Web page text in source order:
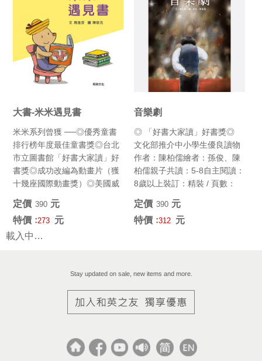
大書-米米遇見書
米米系列曾獲 ──◎優秀童書
排行榜年度最佳童書獎◎台北
市立圖書館「好書大家讀」好
書獎◎成功改編為動畫片（獲
十幾座國際動畫獎）◎美國威
定價﹕390 元
特價﹕273 元
音樂劇
◎ 「好書大家讀」好書獎◎
文化部推介中小學生優良讀物
作者：陳柏儒繪者：孫俊、陳
柏儒親子共讀：5-8自主閱讀：
8歲以上裝訂：精裝 / 頁數：
定價﹕390 元
特價﹕312 元
載入中…
Stay updated on sale, new items and more.